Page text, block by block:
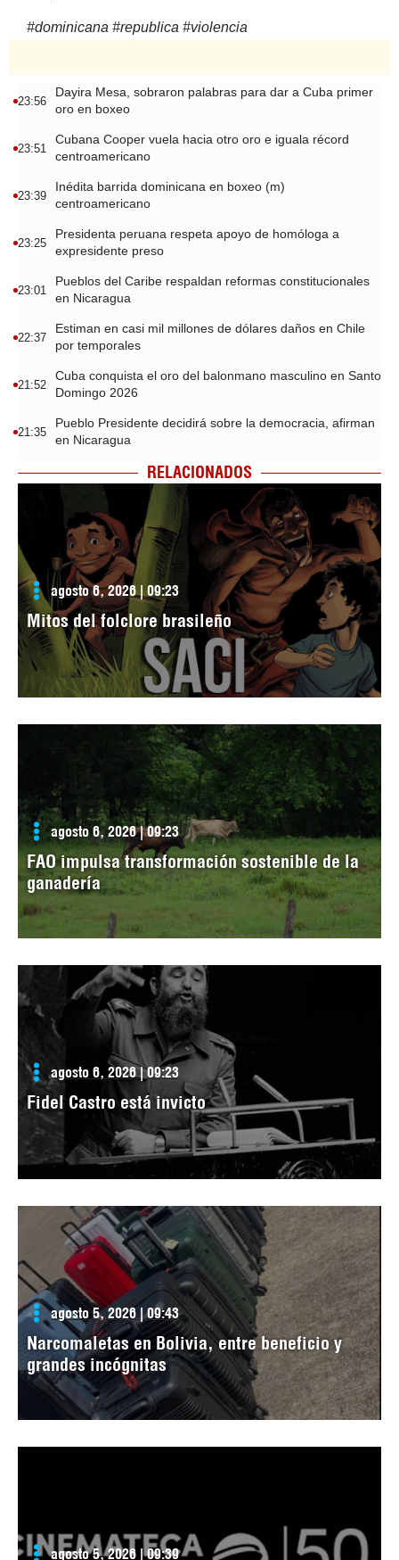
#dominicana #republica #violencia
23:56
Dayira Mesa, sobraron palabras para dar a Cuba primer
oro en boxeo
23:51
Cubana Cooper vuela hacia otro oro e iguala récord
centroamericano
23:39
Inédita barrida dominicana en boxeo (m)
centroamericano
23:25
Presidenta peruana respeta apoyo de homóloga a
expresidente preso
23:01
Pueblos del Caribe respaldan reformas constitucionales
en Nicaragua
22:37
Estiman en casi mil millones de dólares daños en Chile
por temporales
21:52
Cuba conquista el oro del balonmano masculino en Santo
Domingo 2026
21:35
Pueblo Presidente decidirá sobre la democracia, afirman
en Nicaragua
RELACIONADOS
agosto 6, 2026 | 09:23
Mitos del folclore brasileño
agosto 6, 2026 | 09:23
FAO impulsa transformación sostenible de la
ganadería
agosto 6, 2026 | 09:23
Fidel Castro está invicto
agosto 5, 2026 | 09:43
Narcomaletas en Bolivia, entre beneficio y
grandes incógnitas
agosto 5, 2026 | 09:39